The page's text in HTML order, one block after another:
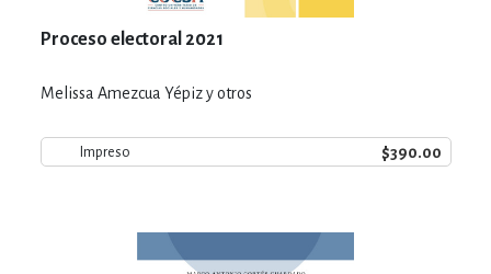
Proceso electoral 2021
Melissa Amezcua Yépiz y otros
Impreso $390.00